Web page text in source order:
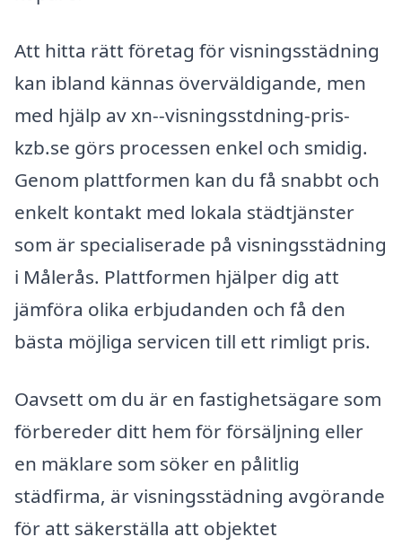
Att hitta rätt företag för visningsstädning
kan ibland kännas överväldigande, men
med hjälp av xn--visningsstdning-pris-
kzb.se görs processen enkel och smidig.
Genom plattformen kan du få snabbt och
enkelt kontakt med lokala städtjänster
som är specialiserade på visningsstädning
i Målerås. Plattformen hjälper dig att
jämföra olika erbjudanden och få den
bästa möjliga servicen till ett rimligt pris.
Oavsett om du är en fastighetsägare som
förbereder ditt hem för försäljning eller
en mäklare som söker en pålitlig
städfirma, är visningsstädning avgörande
för att säkerställa att objektet